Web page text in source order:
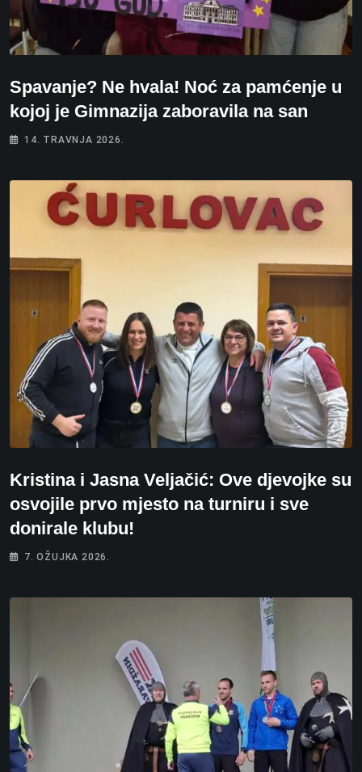
Spavanje? Ne hvala! Noć za pamćenje u
kojoj je Gimnazija zaboravila na san
14. TRAVNJA 2026.
Kristina i Jasna Veljačić: Ove djevojke su
osvojile prvo mjesto na turniru i sve
donirale klubu!
7. OŽUJKA 2026.